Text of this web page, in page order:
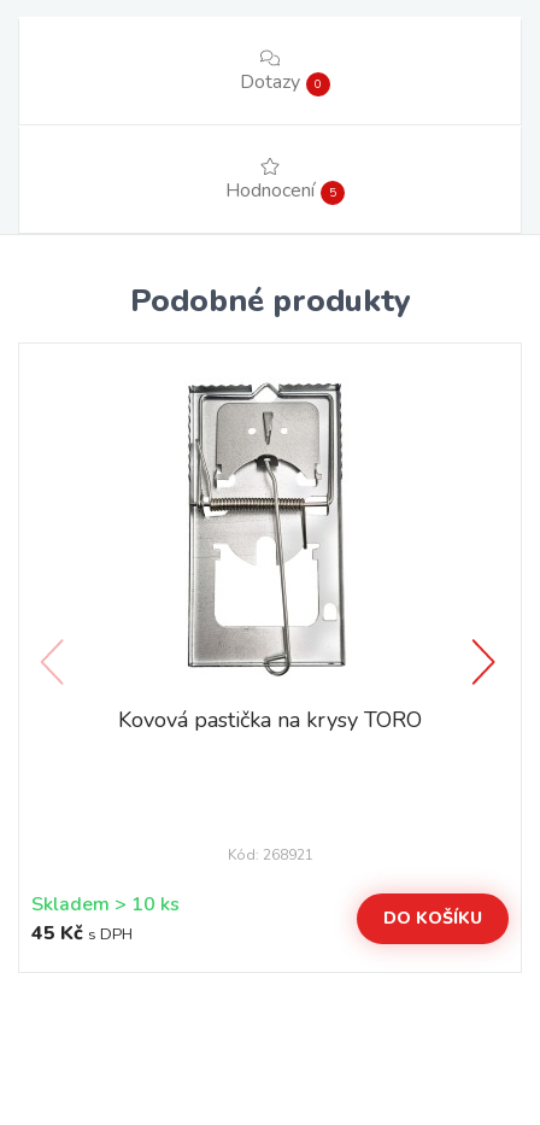
Dotazy 0
Hodnocení 5
Podobné produkty
Kovová pastička na krysy TORO
Kód: 268921
Skladem > 10 ks
45 Kč s DPH
DO KOŠÍKU